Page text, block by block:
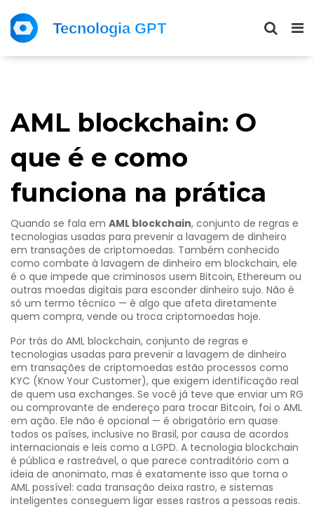
AML blockchain: O
que é e como
funciona na prática
Quando se fala em AML blockchain, conjunto de regras e
tecnologias usadas para prevenir a lavagem de dinheiro
em transações de criptomoedas. Também conhecido
como combate à lavagem de dinheiro em blockchain, ele
é o que impede que criminosos usem Bitcoin, Ethereum ou
outras moedas digitais para esconder dinheiro sujo. Não é
só um termo técnico — é algo que afeta diretamente
quem compra, vende ou troca criptomoedas hoje.
Por trás do AML blockchain, conjunto de regras e
tecnologias usadas para prevenir a lavagem de dinheiro
em transações de criptomoedas estão processos como
KYC (Know Your Customer), que exigem identificação real
de quem usa exchanges. Se você já teve que enviar um RG
ou comprovante de endereço para trocar Bitcoin, foi o AML
em ação. Ele não é opcional — é obrigatório em quase
todos os países, inclusive no Brasil, por causa de acordos
internacionais e leis como a LGPD. A tecnologia blockchain
é pública e rastreável, o que parece contraditório com a
ideia de anonimato, mas é exatamente isso que torna o
AML possível: cada transação deixa rastro, e sistemas
inteligentes conseguem ligar esses rastros a pessoas reais.